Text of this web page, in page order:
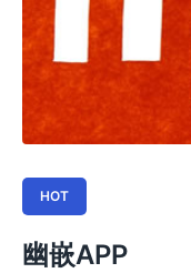
HOT
幽嵌APP